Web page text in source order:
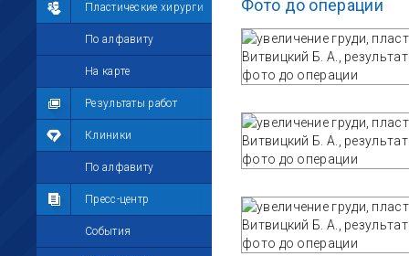
Пластические хирурги
По алфавиту
На карте
Результаты работ
Клиники
По алфавиту
Пресс-центр
События
Лента
Участники
Мой профиль
Мои сообщения
Мои фотографии
Мои комментарии
Мои друзья
Моё избранное
Фото до операции